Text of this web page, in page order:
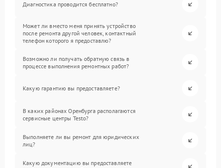
Диагностика проводится бесплатно?
Может ли вместо меня принять устройство
после ремонта другой человек, контактный
телефон которого я предоставлю?
Возможно ли получать обратную связь в
процессе выполнения ремонтных работ?
Какую гарантию вы предоставляете?
В каких районах Оренбурга располагаются
сервисные центры Testo?
Выполняете ли вы ремонт для юридических
лиц?
Какую документацию вы предоставляете